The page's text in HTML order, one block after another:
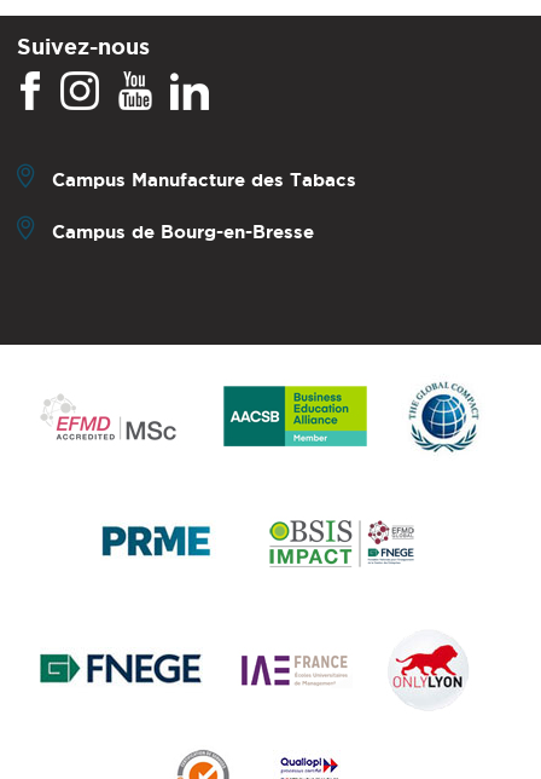
Suivez-nous
Campus Manufacture des Tabacs
Campus de Bourg-en-Bresse